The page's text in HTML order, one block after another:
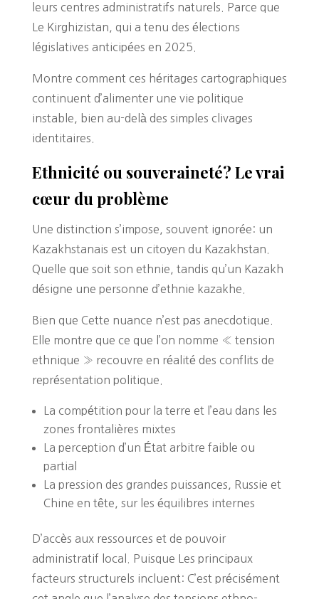
leurs centres administratifs naturels. Parce que
Le Kirghizistan, qui a tenu des élections
législatives anticipées en 2025.
Montre comment ces héritages cartographiques
continuent d’alimenter une vie politique
instable, bien au-delà des simples clivages
identitaires.
Ethnicité ou souveraineté? Le vrai
cœur du problème
Une distinction s’impose, souvent ignorée: un
Kazakhstanais est un citoyen du Kazakhstan.
Quelle que soit son ethnie, tandis qu’un Kazakh
désigne une personne d’ethnie kazakhe.
Bien que Cette nuance n’est pas anecdotique.
Elle montre que ce que l’on nomme « tension
ethnique » recouvre en réalité des conflits de
représentation politique.
La compétition pour la terre et l’eau dans les
zones frontalières mixtes
La perception d’un État arbitre faible ou
partial
La pression des grandes puissances, Russie et
Chine en tête, sur les équilibres internes
D’accès aux ressources et de pouvoir
administratif local. Puisque Les principaux
facteurs structurels incluent: C’est précisément